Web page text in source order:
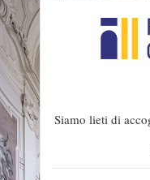
Siamo lieti di